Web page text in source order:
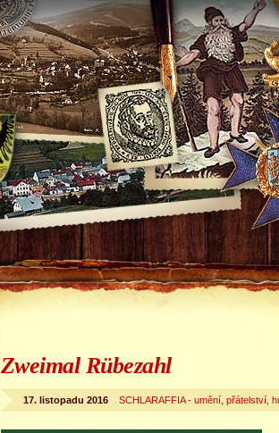
Zweimal Rübezahl
17. listopadu 2016 SCHLARAFFIA - umění, přátelství,